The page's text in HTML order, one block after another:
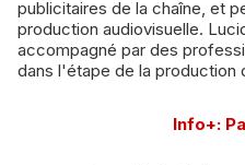
publicitaires de la chaîne, et
production audiovisuelle.
accompagné par des
dans l'étape de la production
Info+: